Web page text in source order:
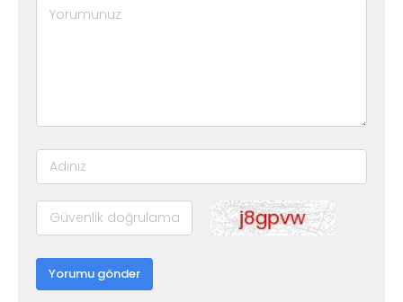
Yorumu gönder